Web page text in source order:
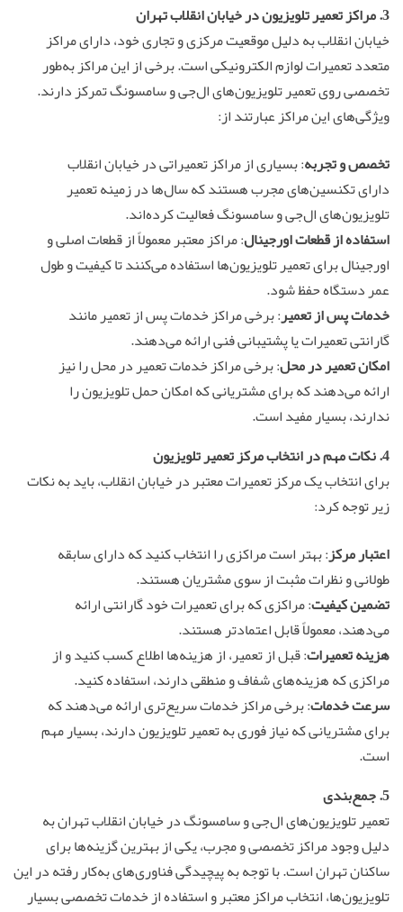
3. مراکز
تعمیر تلویزیون در خیابان انقلاب تهران
خیابان انقلاب به دلیل موقعیت مرکزی و تجاری خود، دارای مراکز
متعدد تعمیرات لوازم الکترونیکی است. برخی از این مراکز به‌طور
تخصصی روی تعمیر تلویزیون‌های ال‌جی و سامسونگ تمرکز دارند.
ویژگی‌های این مراکز عبارتند از:
تخصص و تجربه: بسیاری از مراکز تعمیراتی در خیابان انقلاب
دارای تکنسین‌های مجرب هستند که سال‌ها در زمینه تعمیر
تلویزیون‌های ال‌جی و سامسونگ فعالیت کرده‌اند.
استفاده از قطعات اورجینال: مراکز معتبر معمولاً از قطعات اصلی و
اورجینال برای تعمیر تلویزیون‌ها استفاده می‌کنند تا کیفیت و طول
عمر دستگاه حفظ شود.
خدمات پس از تعمیر: برخی مراکز خدمات پس از تعمیر مانند
گارانتی تعمیرات یا پشتیبانی فنی ارائه می‌دهند.
امکان تعمیر در محل: برخی مراکز خدمات تعمیر در محل را نیز
ارائه می‌دهند که برای مشتریانی که امکان حمل تلویزیون را
ندارند، بسیار مفید است.
4. نکات مهم در انتخاب مرکز تعمیر تلویزیون
برای انتخاب یک مرکز تعمیرات معتبر در خیابان انقلاب، باید به نکات
زیر توجه کرد:
اعتبار مرکز: بهتر است مراکزی را انتخاب کنید که دارای سابقه
طولانی و نظرات مثبت از سوی مشتریان هستند.
تضمین کیفیت: مراکزی که برای تعمیرات خود گارانتی ارائه
می‌دهند، معمولاً قابل اعتمادتر هستند.
هزینه تعمیرات: قبل از تعمیر، از هزینه‌ها اطلاع کسب کنید و از
مراکزی که هزینه‌های شفاف و منطقی دارند، استفاده کنید.
سرعت خدمات: برخی مراکز خدمات سریع‌تری ارائه می‌دهند که
برای مشتریانی که نیاز فوری به تعمیر تلویزیون دارند، بسیار مهم
است.
5. جمع‌بندی
تعمیر تلویزیون‌های ال‌جی و سامسونگ در خیابان انقلاب تهران به
دلیل وجود مراکز تخصصی و مجرب، یکی از بهترین گزینه‌ها برای
ساکنان تهران است. با توجه به پیچیدگی فناوری‌های به‌کار رفته در این
تلویزیون‌ها، انتخاب مراکز معتبر و استفاده از خدمات تخصصی بسیار